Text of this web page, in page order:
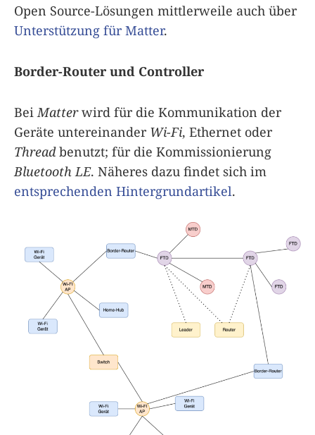
Open Source-Lösungen mittlerweile auch über
Unterstützung für Matter.
Border-Router und Controller
Bei Matterwird für die Kommunikation der
Geräte untereinander Wi-Fi, Ethernet oder
Threadbenutzt; für die Kommissionierung
Bluetooth LE. Näheres dazu findet sich im
entsprechenden Hintergrundartikel.